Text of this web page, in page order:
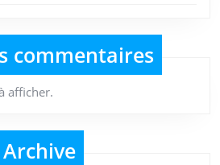
commentaires
afficher.
Archive